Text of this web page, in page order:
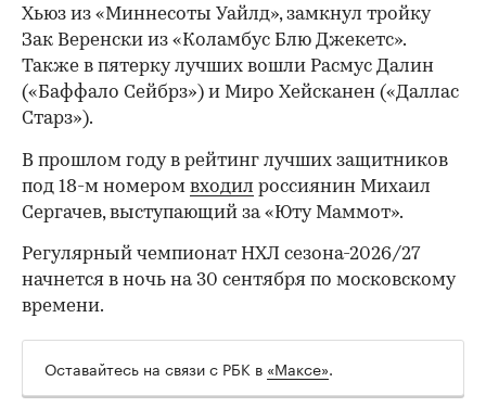
Хьюз из «Миннесоты Уайлд», замкнул тройку
Зак Веренски из «Коламбус Блю Джекетс».
Также в пятерку лучших вошли Расмус Далин
(«Баффало Сейбрз») и Миро Хейсканен («Даллас
Старз»).
00:00 / 00:00
В прошлом году в рейтинг лучших защитников
под 18-м номером входил россиянин Михаил
Сергачев, выступающий за «Юту Маммот».
Регулярный чемпионат НХЛ сезона-2026/27
начнется в ночь на 30 сентября по московскому
времени.
Оставайтесь на связи с РБК в «Максе».